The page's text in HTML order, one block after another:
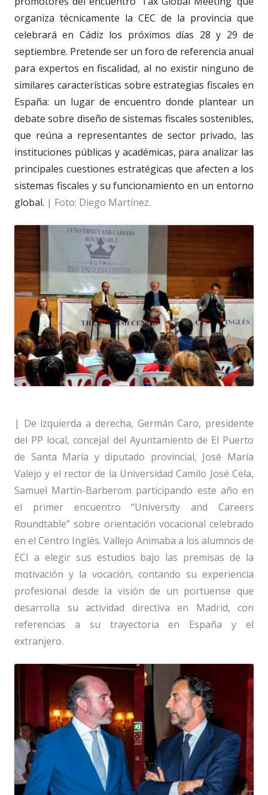
organiza técnicamente la CEC de la provincia que
celebrará en Cádiz los próximos días 28 y 29 de
septiembre. Pretende ser un foro de referencia anual
para expertos en fiscalidad, al no existir ninguno de
similares características sobre estrategias fiscales en
España: un lugar de encuentro donde plantear un
debate sobre diseño de sistemas fiscales sostenibles,
que reúna a representantes de sector privado, las
instituciones públicas y académicas, para analizar las
principales cuestiones estratégicas que afecten a los
sistemas fiscales y su funcionamiento en un entorno
global. | Foto: Diego Martínez.
| De izquierda a derecha, Germán Caro, presidente
del PP local, concejal del Ayuntamiento de El Puerto
de Santa María y diputado provincial, José María
Valejo y el rector de la Universidad Camilo José Cela,
Samuel Martín-Barberom participando este año en
el primer encuentro “University and Careers
Roundtable” sobre orientación vocacional celebrado
en el Centro Inglés. Vallejo Animaba a los alumnos de
ECI a elegir sus estudios bajo las premisas de la
motivación y la vocación, contando su experiencia
profesional desde la visión de un portuense que
desarrolla su actividad directiva en Madrid, con
referencias a su trayectoria en España y el
extranjero.